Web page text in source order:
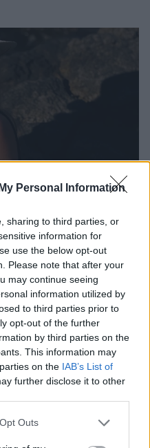
Personal Information
sharing to third parties, or
information for
use the below opt-out
Please note that after your
may continue seeing
information utilized by
to third parties prior to
opt-out of the further
by third parties on the
This information may
on the IAB’s List of
further disclose it to other
Outs